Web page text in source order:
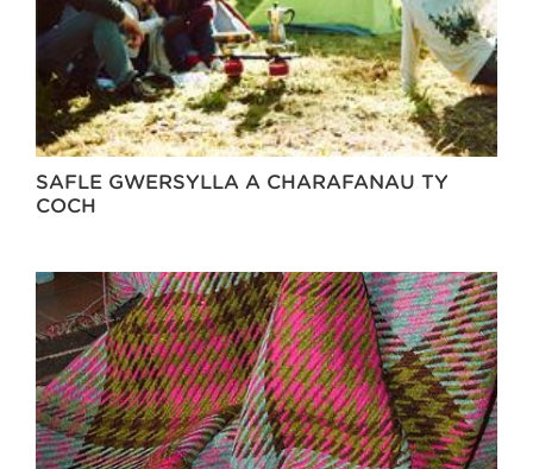
SAFLE GWERSYLLA A CHARAFANAU TŶ
COCH